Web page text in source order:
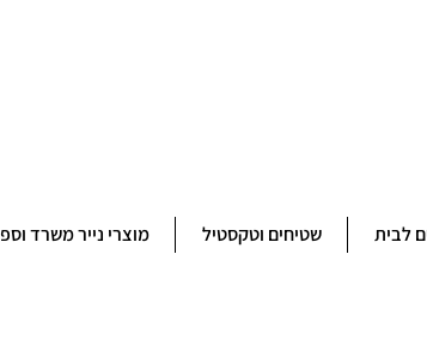
לבית שטיחים וטקסטיל מוצרי נייר משרד